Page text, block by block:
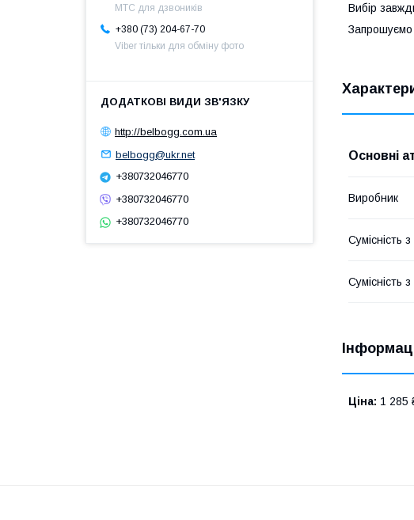
Вибір
Запрошуємо
Основні
Виробник
Сумісність
Сумісність
Ціна: 1 285
МТС для дзвоників
+380 (73) 204-67-70
Viber тільки для обміну фото
http://belbogg.com.ua
belbogg@ukr.net
+380732046770
+380732046770
+380732046770